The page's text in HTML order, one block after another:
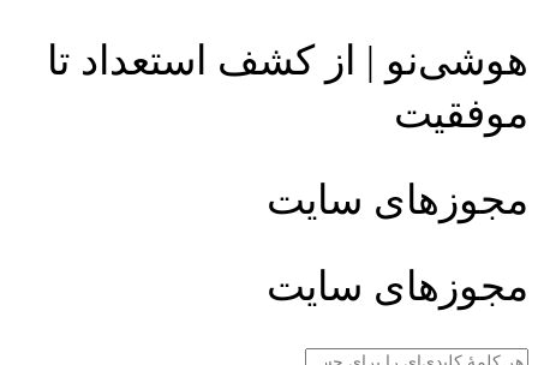
هوشی‌نو | از کشف استعداد تا
موفقیت
مجوزهای سایت
مجوزهای سایت